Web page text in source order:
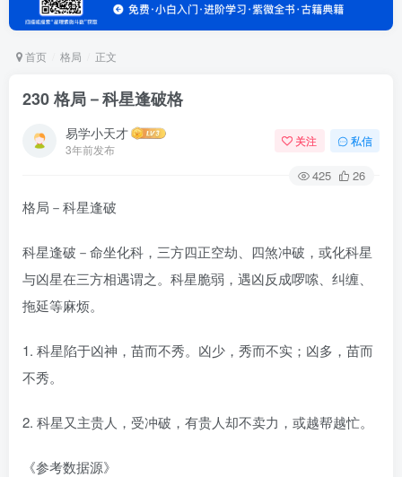
首页 格局 正文
230 格局－科星逢破格
易学小天才
3年前发布
关注 私信
425 26
格局－科星逢破
科星逢破－命坐化科，三方四正空劫、四煞冲破，或化科星
与凶星在三方相遇谓之。科星脆弱，遇凶反成啰嗦、纠缠、
拖延等麻烦。
1. 科星陷于凶神，苗而不秀。凶少，秀而不实；凶多，苗而
不秀。
2. 科星又主贵人，受冲破，有贵人却不卖力，或越帮越忙。
《参考数据源》